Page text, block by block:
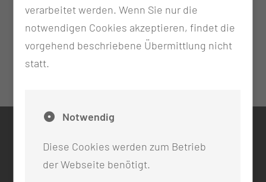
0355 46 -0
info@mul-ct.de
verarbeitet werden. Wenn Sie nur die
notwendigen Cookies akzeptieren, findet die
vorgehend beschriebene Übermittlung nicht
statt.
Notwendig
Diese Cookies werden zum Betrieb
der Webseite benötigt.